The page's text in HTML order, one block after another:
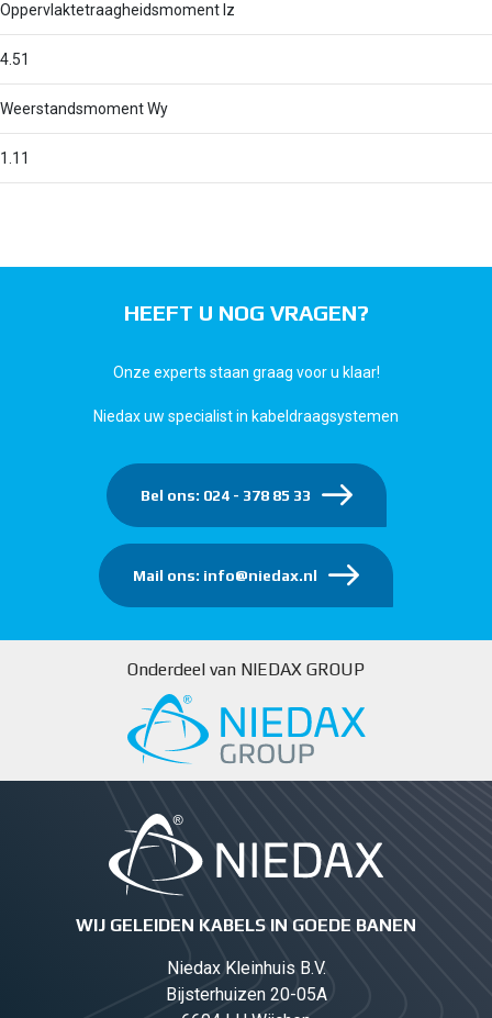
Oppervlaktetraagheidsmoment Iz
4.51
Weerstandsmoment Wy
1.11
HEEFT U NOG VRAGEN?
Onze experts staan graag voor u klaar!
Niedax uw specialist in kabeldraagsystemen
Bel ons: 024 - 378 85 33
Mail ons: info@niedax.nl
Onderdeel van NIEDAX GROUP
WIJ GELEIDEN KABELS IN GOEDE BANEN
Niedax Kleinhuis B.V.
Bijsterhuizen 20-05A